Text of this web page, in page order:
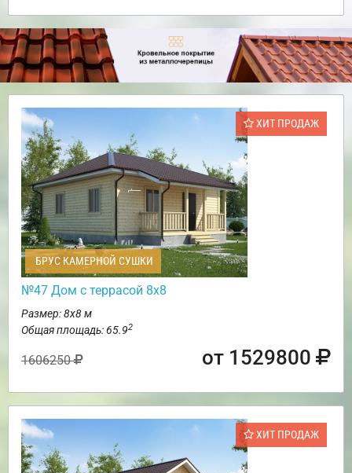
ХИТ ПРОДАЖ
БРУС КАМЕРНОЙ СУШКИ
№47 Дом с террасой 8х8
Размер: 8х8 м
Общая площадь: 65.92
1606250 от 1529800
ХИТ ПРОДАЖ